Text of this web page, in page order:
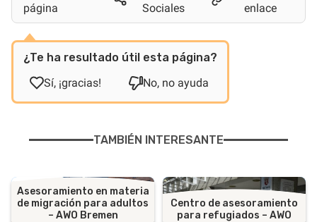
página
Sociales
enlace
¿Te ha resultado útil esta página?
Sí, ¡gracias!
No, no ayuda
TAMBIÉN INTERESANTE
Asesoramiento en materia
de migración para adultos
– AWO Bremen
Centro de asesoramiento
para refugiados – AWO